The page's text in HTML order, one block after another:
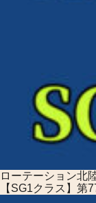
ローテーション北
【SG1クラス】第